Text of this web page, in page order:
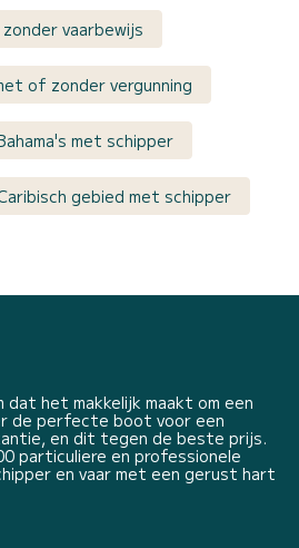
vaarbewijs
of zonder vergunning
met schipper
gebied met schipper
het makkelijk maakt om een
de perfecte boot voor een
en dit tegen de beste prijs.
particuliere en professionele
en vaar met een gerust hart